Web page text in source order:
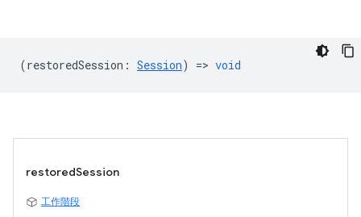
(restoredSession : Session) => void
restoredSession
工作階段